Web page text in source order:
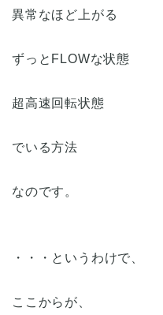
異常なほど上がる
ずっとFLOWな状態
超高速回転状態
でいる方法
なのです。
・・・というわけで、
ここからが、